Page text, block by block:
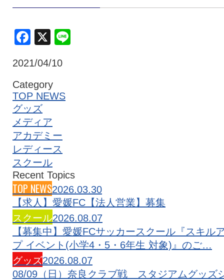
クラブ・会社情報
ファンクラブ
トップチーム
スポンサー
特設ページ
Facebook
X
2021/04/10
Category
TOP NEWS
グッズ
メディア
アカデミー
レディース
スクール
Recent Topics
TOP NEWS2026.03.30
【求人】愛媛FC【法人営業】募集
スクール2026.08.07
【募集中】愛媛FCサッカースクール『スキル
プ イベント(小学4・5・6年生 対象)』のご…
グッズ2026.08.07
08/09（日）奈良クラブ戦 スタジアムグッズ